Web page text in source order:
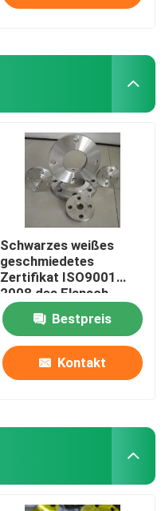
Schwarzes weißes
geschmiedetes
Zertifikat ISO9001
2008 des Flansch-
Gost-12820
Bestpreis
Kontakt